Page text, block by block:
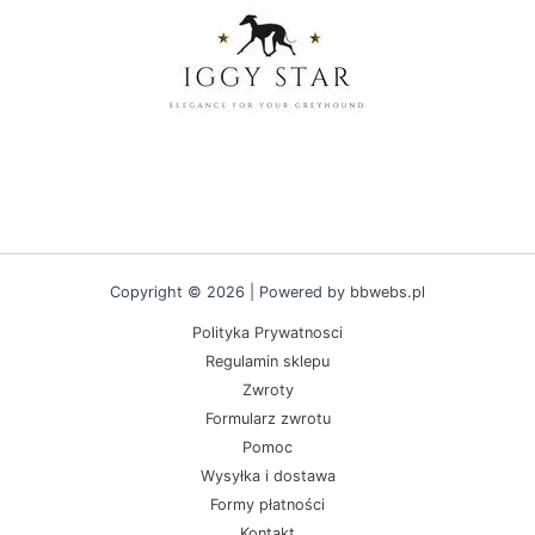
stronie
produktu
Copyright © 2026 | Powered by bbwebs.pl
Polityka Prywatnosci
Regulamin sklepu
Zwroty
Formularz zwrotu
Pomoc
Wysyłka i dostawa
Formy płatności